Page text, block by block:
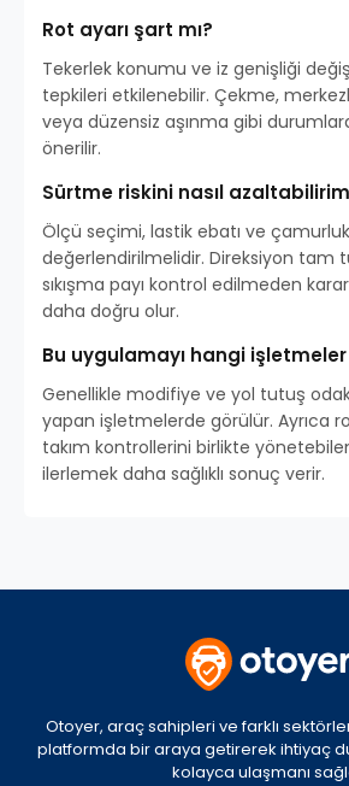
Rot ayarı şart mı?
Tekerlek konumu ve iz genişliği
tepkileri etkilenebilir. Çekme,
veya düzensiz aşınma gibi
önerilir.
Sürtme riskini nasıl
Ölçü seçimi, lastik ebatı ve
değerlendirilmelidir. Direksiyon tam
sıkışma payı kontrol edilmeden
daha doğru olur.
Bu uygulamayı hangi
Genellikle modifiye ve yol tutuş
yapan işletmelerde görülür. Ayrıca
takım kontrollerini birlikte
ilerlemek daha sağlıklı sonuç verir.
Otoyer, araç sahipleri ve farklı
platformda bir araya getirerek ihtiyaç
kolayca ulaşmanı